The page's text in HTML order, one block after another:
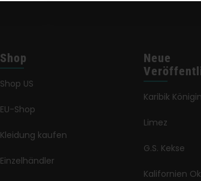
Shop
Shop US
EU-Shop
Kleidung kaufen
Einzelhändler
Neue
Karibik Königin
Limez
G.S. Kekse
Kalifornien